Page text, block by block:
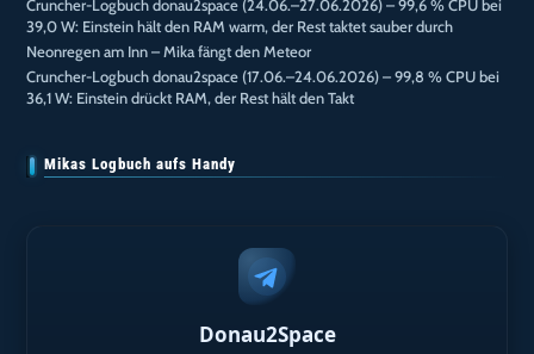
Cruncher-Logbuch donau2space (24.06.–27.06.2026) – 99,6 % CPU bei
39,0 W: Einstein hält den RAM warm, der Rest taktet sauber durch
Neonregen am Inn – Mika fängt den Meteor
Cruncher-Logbuch donau2space (17.06.–24.06.2026) – 99,8 % CPU bei
36,1 W: Einstein drückt RAM, der Rest hält den Takt
Mikas Logbuch aufs Handy
Donau2Space